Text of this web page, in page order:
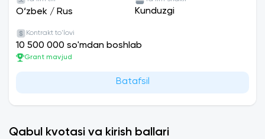
BAKALAVRIAT TA’LIM YO‘NALISHLARI:
1. 5510500 – Farmatsiya (turlari bo‘yicha);
Blok I Blok II
2. 5111000 – Professional ta’lim (farmatsiya);
3. 5510600- Sanoat farmatsiyasi (turlari
O‘zbek / Rus Kunduzgi
Kontrakt to'lovi
10 500 000 so'mdan boshlab
Grant mavjud
Batafsil
Qabul kvotasi va kirish ballari